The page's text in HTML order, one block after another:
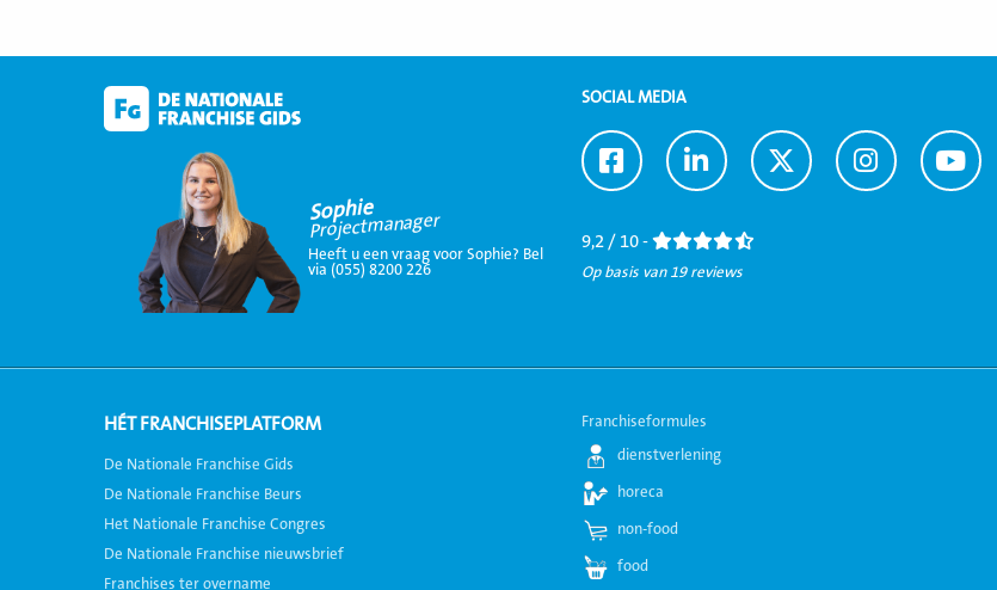
Sophie
Projectmanager
Heeft u een vraag voor Sophie? Bel
via (055) 8200 226
SOCIAL MEDIA
Ga
naar
Ga
naar
Ga
naar
Ga
naar
Ga
naar
9,2 / 10 -
Op basis van 19 reviews
HÉT FRANCHISEPLATFORM
De Nationale Franchise Gids
De Nationale Franchise Beurs
Het Nationale Franchise Congres
De Nationale Franchise nieuwsbrief
Franchises ter overname
Franchiseformules
dienstverlening
horeca
non-food
food